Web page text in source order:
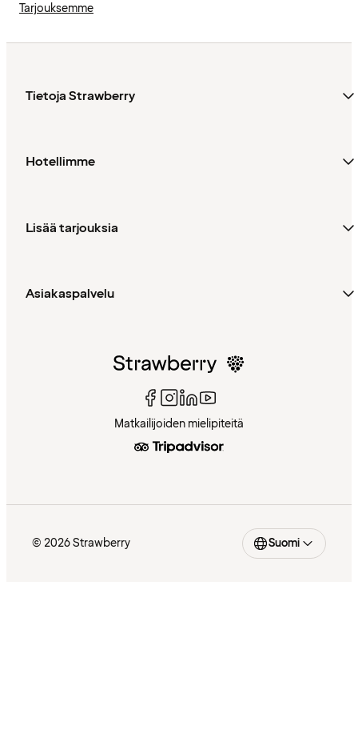
Tarjouksemme
Tietoja Strawberry
Hotellimme
Lisää tarjouksia
Asiakaspalvelu
Matkailijoiden mielipiteitä
© 2026 Strawberry Suomi